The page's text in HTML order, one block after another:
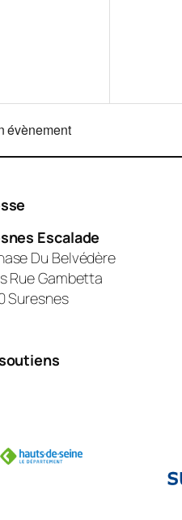
évènement
Escalade
Du Belvédère
Rue Gambetta
Suresnes